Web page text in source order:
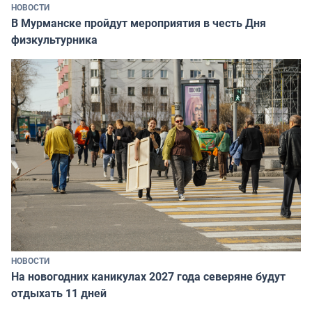
НОВОСТИ
В Мурманске пройдут мероприятия в честь Дня
физкультурника
НОВОСТИ
На новогодних каникулах 2027 года северяне будут
отдыхать 11 дней